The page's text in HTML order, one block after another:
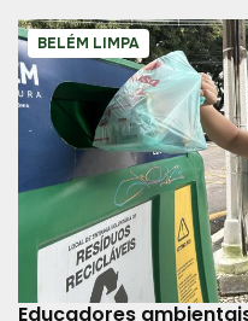
BELÉM LIMPA
Educadores